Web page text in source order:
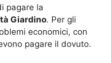
pagare la
Giardino. Per gli
economici, con
pagare il dovuto.